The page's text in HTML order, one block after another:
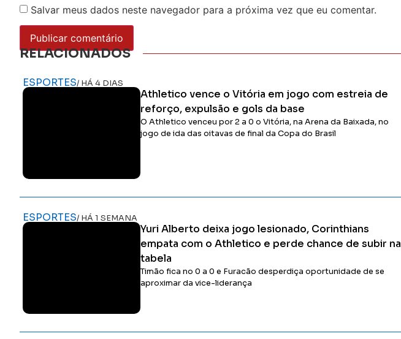
Salvar meus dados neste navegador para a próxima vez que eu comentar.
RELACIONADOS
ESPORTES/ HÁ 4 DIAS
Athletico vence o Vitória em jogo com estreia de
reforço, expulsão e gols da base
O Athletico venceu por 2 a 0 o Vitória, na Arena da Baixada, no
jogo de ida das oitavas de final da Copa do Brasil
ESPORTES/ HÁ 1 SEMANA
Yuri Alberto deixa jogo lesionado, Corinthians
empata com o Athletico e perde chance de subir na
tabela
Timão fica no 0 a 0 e Furacão desperdiça oportunidade de se
aproximar da vice-liderança